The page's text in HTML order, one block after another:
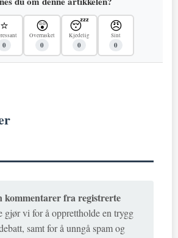
⭐
0
😲
Overrasket
0
😴
Kjedelig
0
😠
Sint
0
fra registrerte
gjør vi for å opprettholde en trygg
samt for å unngå spam og